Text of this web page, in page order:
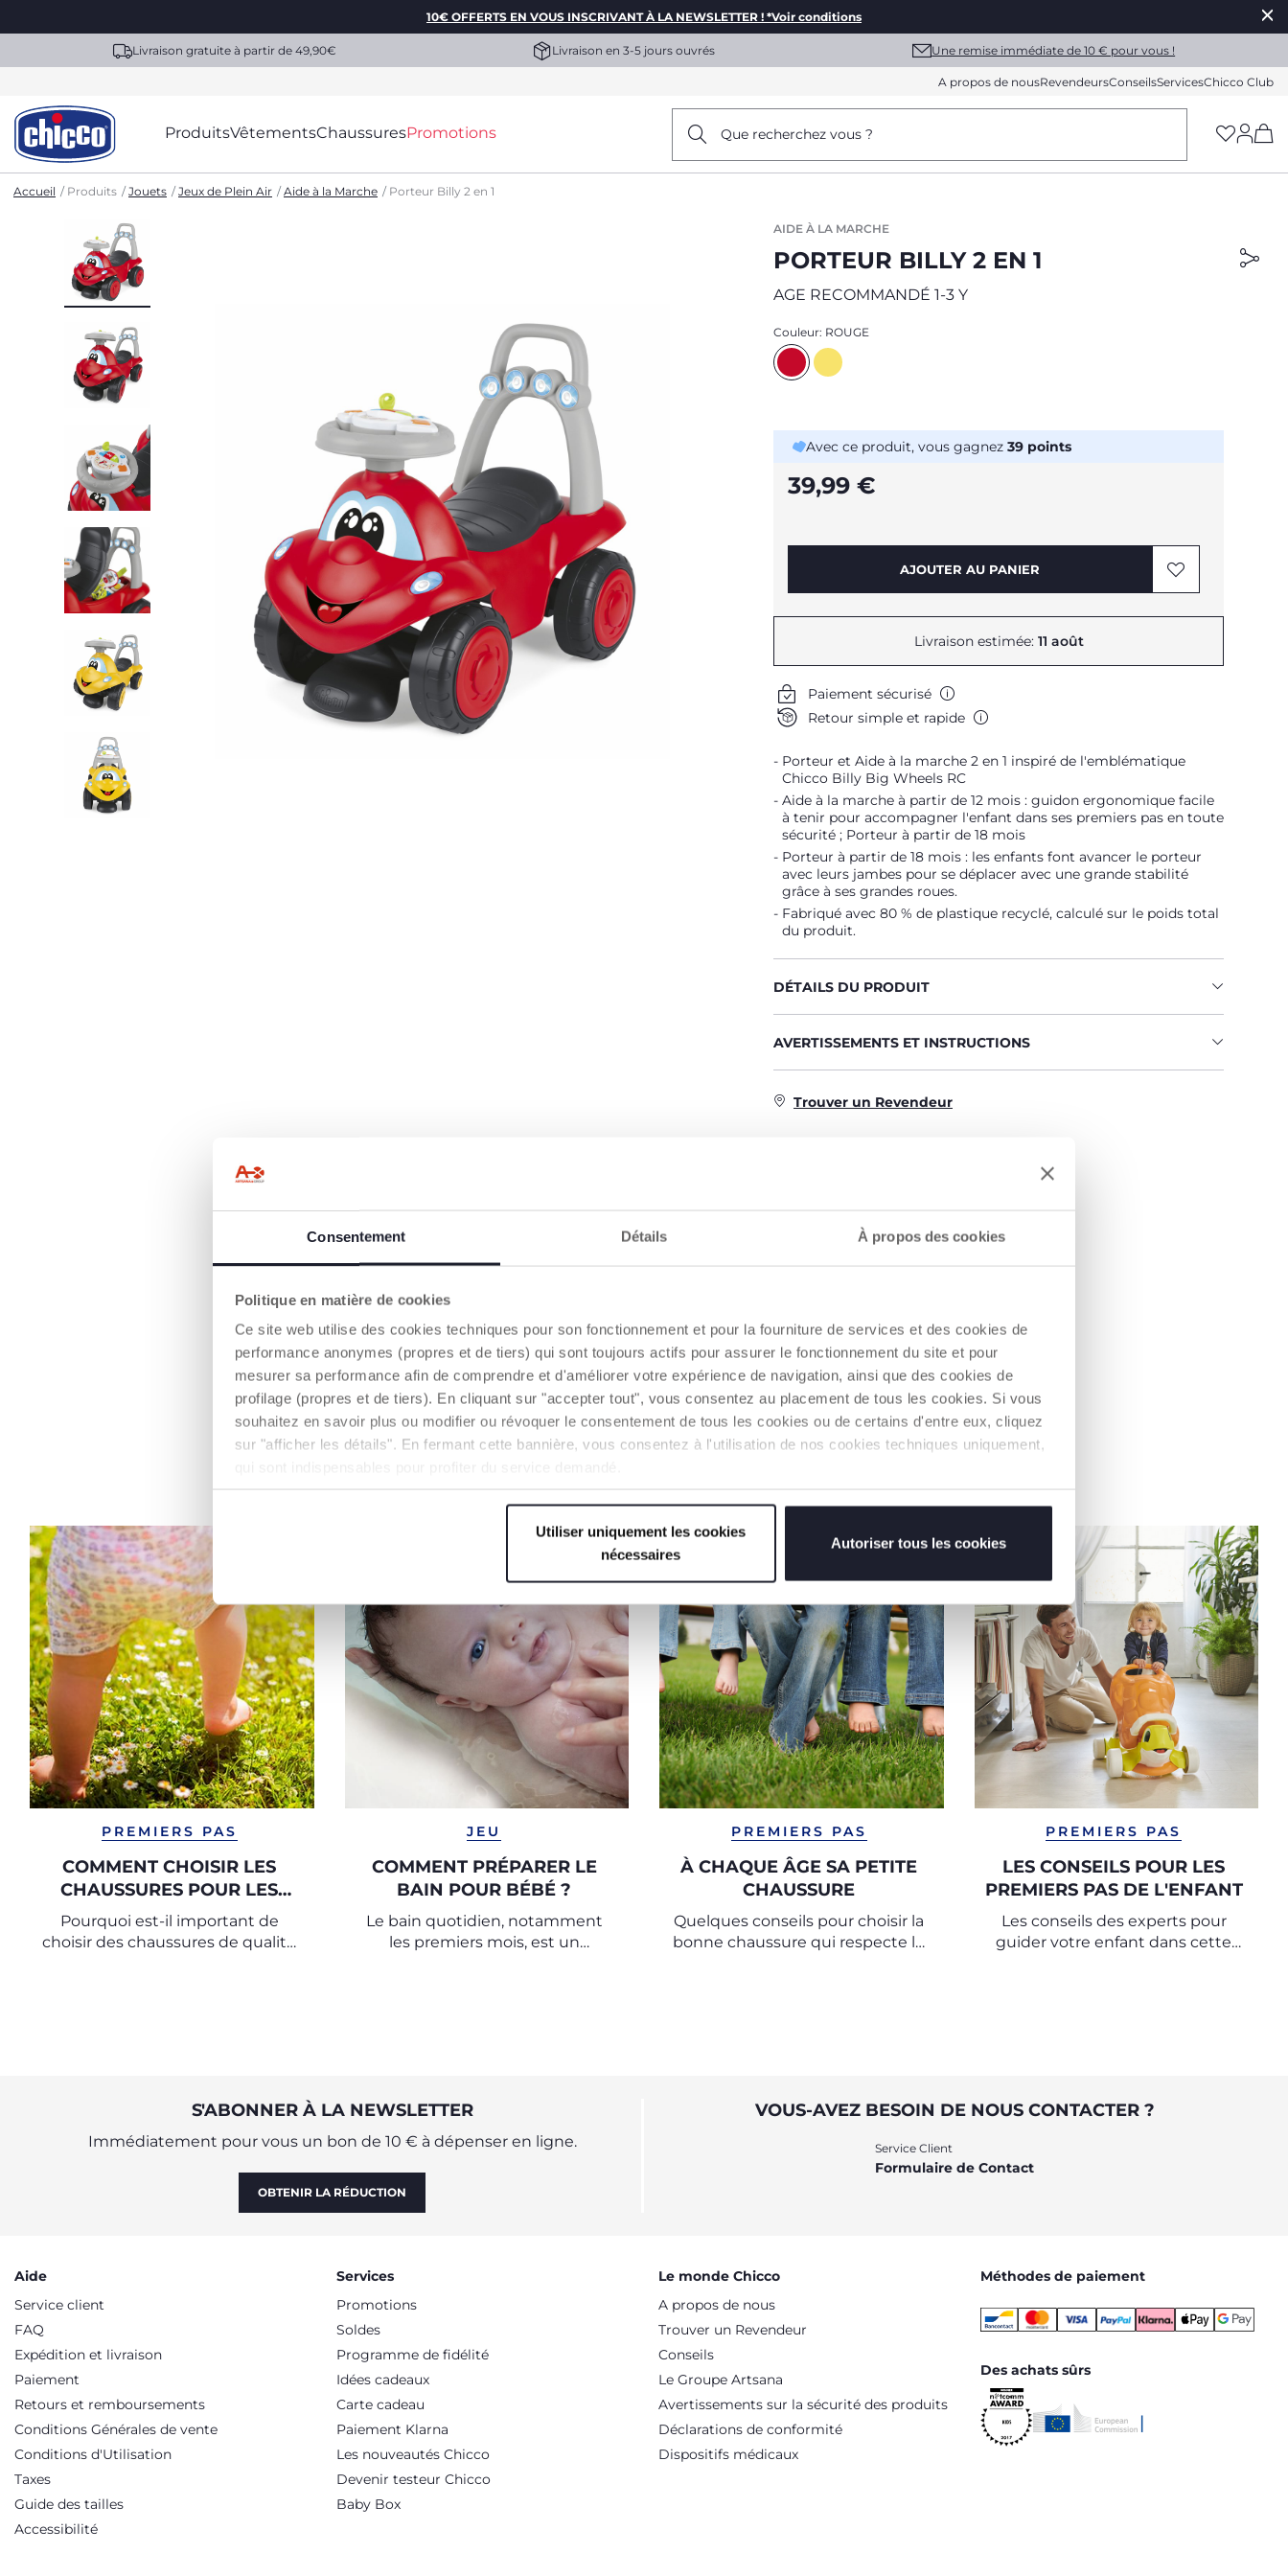
Consentement Détails À propos des cookies
Politique en matière de cookies
Ce site web utilise des cookies techniques pour son fonctionnement et pour la fourniture de services et des cookies de
performance anonymes (propres et de tiers) qui sont toujours actifs pour assurer le fonctionnement du site et pour
mesurer sa performance afin de comprendre et d'améliorer votre expérience de navigation, ainsi que des cookies de
profilage (propres et de tiers). En cliquant sur "accepter tout", vous consentez au placement de tous les cookies. Si vous
souhaitez en savoir plus ou modifier ou révoquer le consentement de tous les cookies ou de certains d'entre eux, cliquez
sur "afficher les détails". En fermant cette bannière, vous consentez à l'utilisation de nos cookies techniques uniquement,
Utiliser uniquement les cookies
nécessaires
Autoriser tous les cookies
10€ OFFERTS EN VOUS INSCRIVANT À LA NEWSLETTER ! *Voir conditions
Livraison gratuite à partir de 49,90€ Livraison en 3-5 jours ouvrés Une remise immédiate de 10 € pour vous !
A propos de nousRevendeursConseilsServicesChicco Club
ProduitsVêtementsChaussuresPromotions Que recherchez vous ?
Accueil Produits Jouets Jeux de Plein Air Aide à la Marche Porteur Billy 2 en 1
AIDE À LA MARCHE
PORTEUR BILLY 2 EN 1
AGE RECOMMANDÉ 1-3 Y
Couleur: ROUGE
Avec ce produit, vous gagnez 39 points
39,99 €
AJOUTER AU PANIER
Livraison estimée: 11 août
Paiement sécurisé
Retour simple et rapide
Porteur et Aide à la marche 2 en 1 inspiré de l'emblématique
Chicco Billy Big Wheels RC
Aide à la marche à partir de 12 mois : guidon ergonomique facile
à tenir pour accompagner l'enfant dans ses premiers pas en toute
sécurité ; Porteur à partir de 18 mois
Porteur à partir de 18 mois : les enfants font avancer le porteur
avec leurs jambes pour se déplacer avec une grande stabilité
grâce à ses grandes roues.
Fabriqué avec 80 % de plastique recyclé, calculé sur le poids total
du produit.
DÉTAILS DU PRODUIT
AVERTISSEMENTS ET INSTRUCTIONS
Trouver un Revendeur
CARACTÉRISTIQUES DU PRODUIT
NOS RECOMMANDATIONS
PREMIERS PAS
COMMENT CHOISIR LES
CHAUSSURES POUR LES
PREMIERS PAS
Pourquoi est-il important de
choisir des chaussures de qualité
JEU
COMMENT PRÉPARER LE
BAIN POUR BÉBÉ ?
Le bain quotidien, notamment
les premiers mois, est un
PREMIERS PAS
À CHAQUE ÂGE SA PETITE
CHAUSSURE
Quelques conseils pour choisir la
bonne chaussure qui respecte le
PREMIERS PAS
LES CONSEILS POUR LES
PREMIERS PAS DE L'ENFANT
Les conseils des experts pour
guider votre enfant dans cette
S'ABONNER À LA NEWSLETTER
Immédiatement pour vous un bon de 10 € à dépenser en ligne.
OBTENIR LA RÉDUCTION
VOUS-AVEZ BESOIN DE NOUS CONTACTER ?
Service Client
Formulaire de Contact
Aide
Service client
FAQ
Expédition et livraison
Paiement
Retours et remboursements
Conditions Générales de vente
Conditions d'Utilisation
Taxes
Guide des tailles
Accessibilité
Services
Promotions
Soldes
Programme de fidélité
Idées cadeaux
Carte cadeau
Paiement Klarna
Les nouveautés Chicco
Devenir testeur Chicco
Baby Box
Le monde Chicco
A propos de nous
Trouver un Revendeur
Conseils
Le Groupe Artsana
Avertissements sur la sécurité des produits
Déclarations de conformité
Dispositifs médicaux
Méthodes de paiement
Des achats sûrs